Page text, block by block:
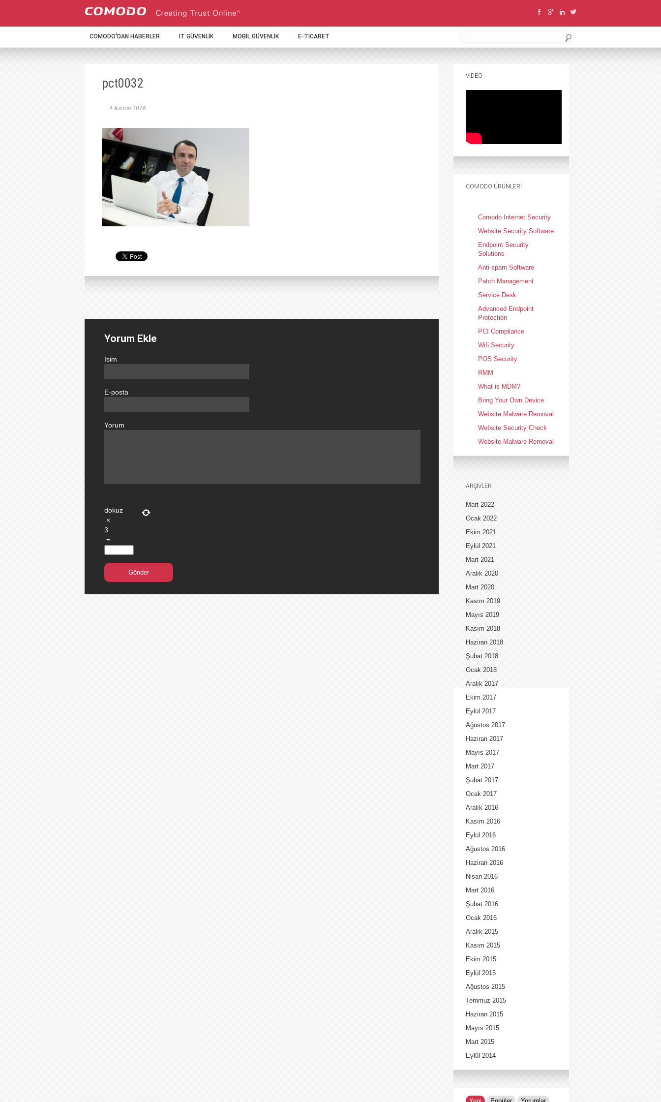
COMODO'DAN HABERLER IT GÜVENLİK MOBİL GÜVENLİK E-TİCARET
pct0032
4 Kasım 2016
Yorum Ekle
İsim
E-posta
Yorum
dokuz
×
3
=
VIDEO
COMODO ÜRÜNLERI
Comodo Internet Security
Website Security Software
Endpoint Security
Solutions
Anti-spam Software
Patch Management
Service Desk
Advanced Endpoint
Protection
PCI Compliance
Wifi Security
POS Security
RMM
What is MDM?
Bring Your Own Device
Website Malware Removal
Website Security Check
Website Malware Removal
ARŞIVLER
Mart 2022
Ocak 2022
Ekim 2021
Eylül 2021
Mart 2021
Aralık 2020
Mart 2020
Kasım 2019
Mayıs 2019
Kasım 2018
Haziran 2018
Şubat 2018
Ocak 2018
Aralık 2017
Ekim 2017
Eylül 2017
Ağustos 2017
Haziran 2017
Mayıs 2017
Mart 2017
Şubat 2017
Ocak 2017
Aralık 2016
Kasım 2016
Eylül 2016
Ağustos 2016
Haziran 2016
Nisan 2016
Mart 2016
Şubat 2016
Ocak 2016
Aralık 2015
Kasım 2015
Ekim 2015
Eylül 2015
Ağustos 2015
Temmuz 2015
Haziran 2015
Mayıs 2015
Mart 2015
Eylül 2014